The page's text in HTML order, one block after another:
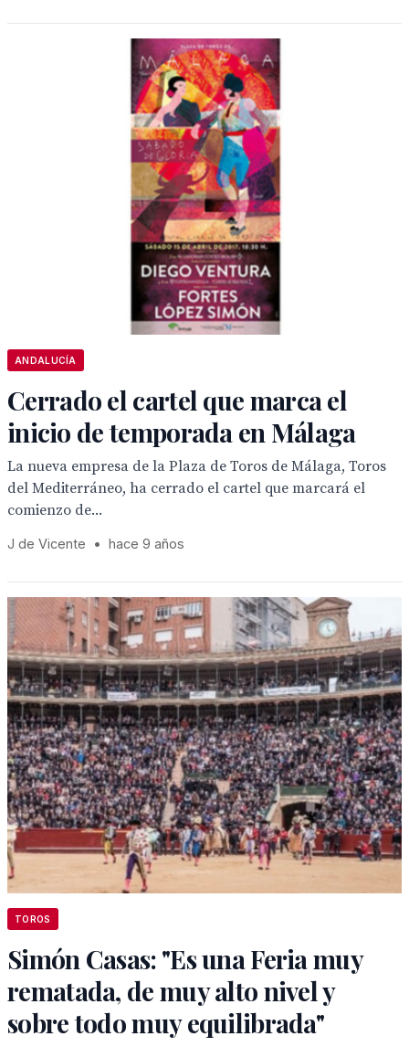
ANDALUCÍA
Cerrado el cartel que marca el
inicio de temporada en Málaga
La nueva empresa de la Plaza de Toros de Málaga, Toros
del Mediterráneo, ha cerrado el cartel que marcará el
comienzo de...
J de Vicente • hace 9 años
TOROS
Simón Casas: "Es una Feria muy
rematada, de muy alto nivel y
sobre todo muy equilibrada"